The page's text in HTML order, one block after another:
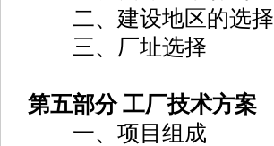
二、建设地区的选择
三、厂址选择
第五部分 工厂技术方案
一、项目组成